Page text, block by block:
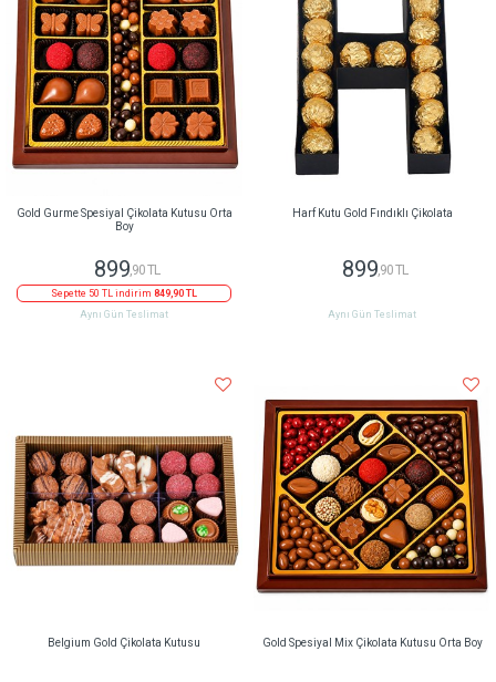
Gold Gurme Spesiyal Çikolata Kutusu Orta
Boy
899,90 TL
Sepette 50 TL indirim 849,90 TL
Aynı Gün Teslimat
Harf Kutu Gold Fındıklı Çikolata
899,90 TL
Aynı Gün Teslimat
Belgium Gold Çikolata Kutusu Gold Spesiyal Mix Çikolata Kutusu Orta Boy